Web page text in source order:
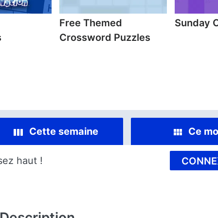
Free Themed
Crossword Puzzles
Sunday
Cette semaine Ce
haut !